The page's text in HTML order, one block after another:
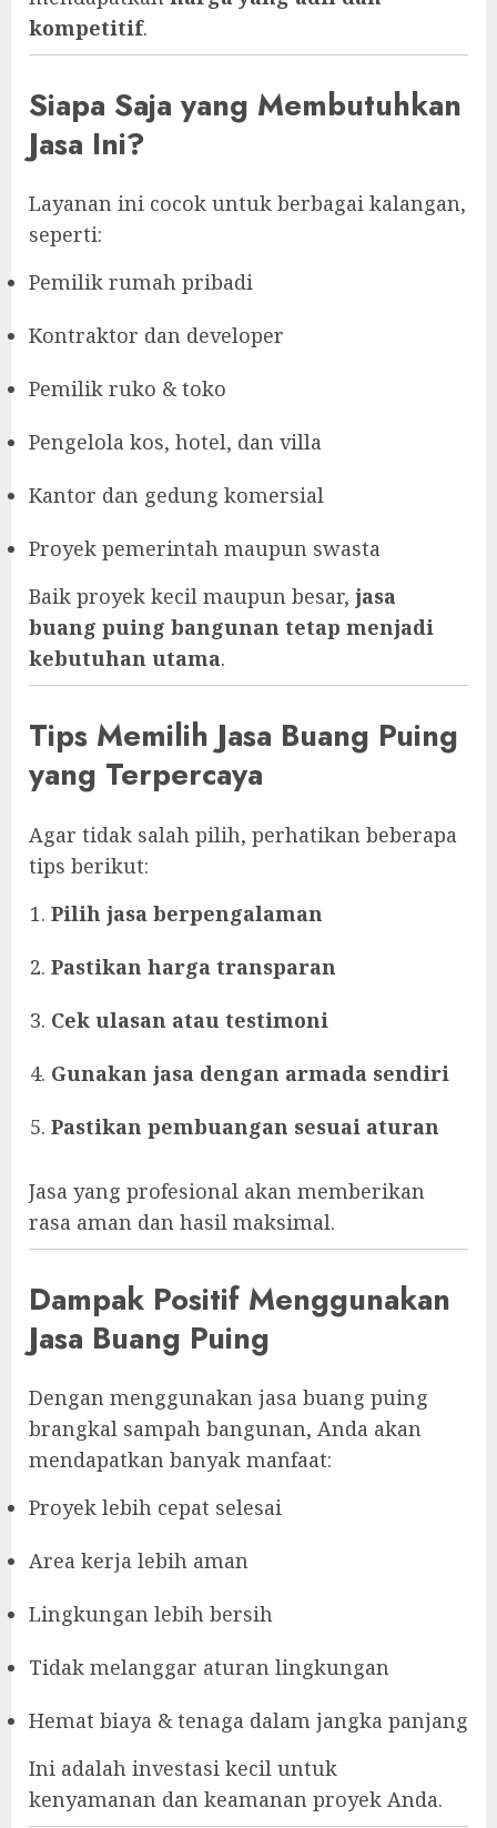
kompetitif.
Siapa Saja yang Membutuhkan
Jasa Ini?
Layanan ini cocok untuk berbagai kalangan,
seperti:
Pemilik rumah pribadi
Kontraktor dan developer
Pemilik ruko & toko
Pengelola kos, hotel, dan villa
Kantor dan gedung komersial
Proyek pemerintah maupun swasta
Baik proyek kecil maupun besar, jasa
buang puing bangunan tetap menjadi
kebutuhan utama.
Tips Memilih Jasa Buang Puing
yang Terpercaya
Agar tidak salah pilih, perhatikan beberapa
tips berikut:
Pilih jasa berpengalaman
Pastikan harga transparan
Cek ulasan atau testimoni
Gunakan jasa dengan armada sendiri
Pastikan pembuangan sesuai aturan
Jasa yang profesional akan memberikan
rasa aman dan hasil maksimal.
Dampak Positif Menggunakan
Jasa Buang Puing
Dengan menggunakan jasa buang puing
brangkal sampah bangunan, Anda akan
mendapatkan banyak manfaat:
Proyek lebih cepat selesai
Area kerja lebih aman
Lingkungan lebih bersih
Tidak melanggar aturan lingkungan
Hemat biaya & tenaga dalam jangka panjang
Ini adalah investasi kecil untuk
kenyamanan dan keamanan proyek Anda.